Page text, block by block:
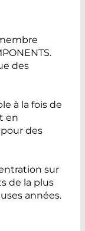
des
à la fois de
en
des
sur
de la plus
années.